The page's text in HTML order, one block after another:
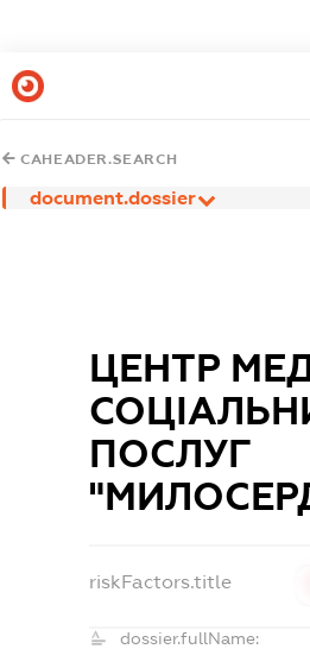
CAHEADER.SEARCH
document.dossier
ЦЕНТР
ПОСЛУГ
riskFactors.title
dossier.fullName: